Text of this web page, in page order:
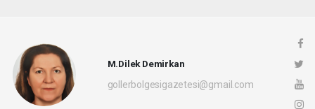
M.Dilek Demirkan
gollerbolgesigazetesi@gmail.com